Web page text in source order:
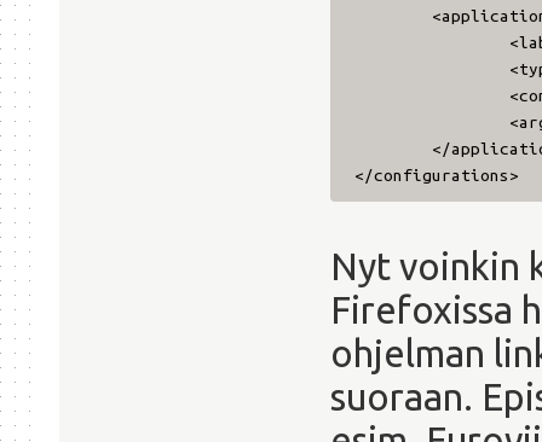
</
</configurations>
Nyt voinkin
Firefoxissa
ohjelman
suoraan.